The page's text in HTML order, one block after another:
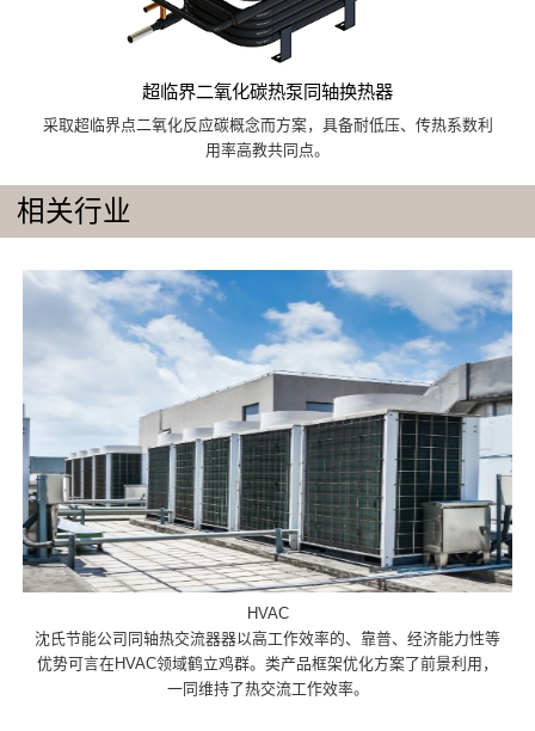
超临界二氧化碳热泵同轴换热器
采取超临界点二氧化反应碳概念而方案，具备耐低压、传热系数利
用率高教共同点。
相关行业
HVAC
沈氏节能公司同轴热交流器器以高工作效率的、靠普、经济能力性等
优势可言在HVAC领域鹤立鸡群。类产品框架优化方案了前景利用，
一同维持了热交流工作效率。